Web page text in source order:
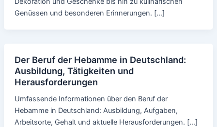
Genüssen und besonderen Erinnerungen. […]
Der Beruf der Hebamme in Deutschland:
Ausbildung, Tätigkeiten und
Herausforderungen
Umfassende Informationen über den Beruf der
Hebamme in Deutschland: Ausbildung, Aufgaben,
Arbeitsorte, Gehalt und aktuelle Herausforderungen. […]